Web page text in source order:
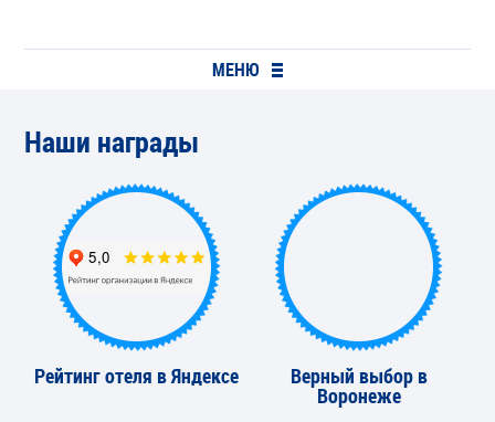
МЕНЮ
Наши награды
Рейтинг отеля в Яндексе Верный выбор в
Воронеже